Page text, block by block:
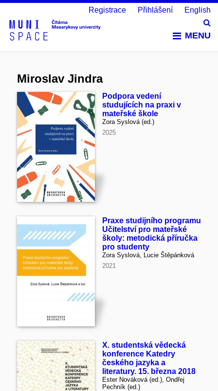
MENU
Registrace Přihlášení English
Miroslav Jindra
Podpora vedení
studujících na praxi v
mateřské škole
Zora Syslová (ed.)
2025
Praxe studijního programu
Učitelství pro mateřské
školy: metodická příručka
pro studenty
Zora Syslová, Lucie Štěpánková
2021
X. studentská vědecká
konference Katedry
českého jazyka a
literatury. 15. března 2018
Ester Nováková (ed.), Ondřej
Pechník (ed.)